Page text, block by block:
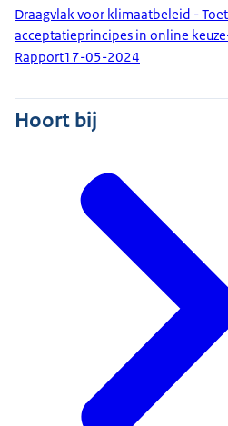
Draagvlak voor klimaatbeleid -
acceptatieprincipes in online
Rapport17-05-2024
Hoort bij